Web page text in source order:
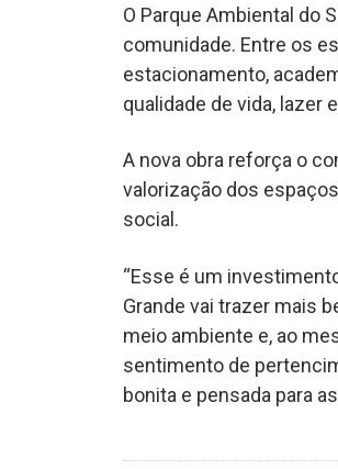
O Parque Ambiental do
comunidade. Entre os
estacionamento,
qualidade de vida, lazer
A nova obra reforça o
valorização dos
social.
“Esse é um
Grande vai trazer mais
meio ambiente e, ao
sentimento de
bonita e pensada para